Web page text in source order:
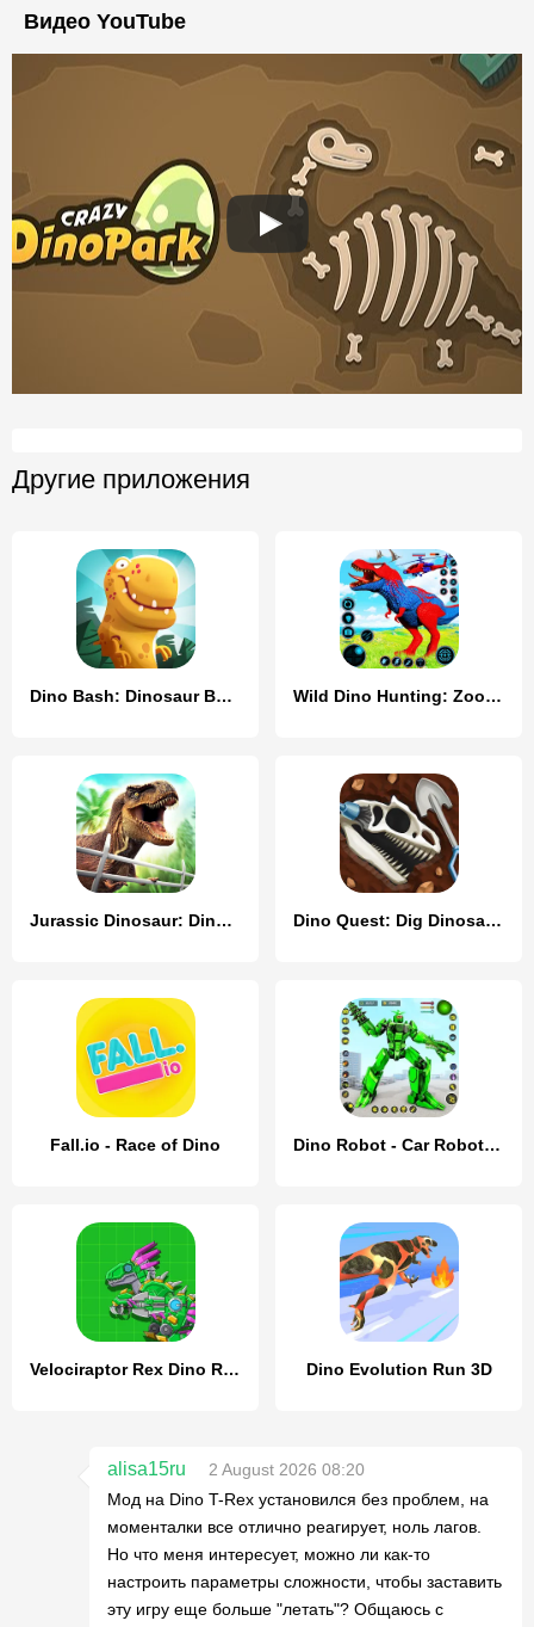
Видео YouTube
Другие приложения
Dino Bash: Dinosaur Battle Wild Dino Hunting: Zoo Hunter
Jurassic Dinosaur: Dino Game Dino Quest: Dig Dinosaur Game
Fall.io - Race of Dino Dino Robot - Car Robot Games
Velociraptor Rex Dino Robot Dino Evolution Run 3D
alisa15ru
2 August 2026 08:20
Мод на Dino T-Rex установился без проблем, на
моменталки все отлично реагирует, ноль лагов.
Но что меня интересует, можно ли как-то
настроить параметры сложности, чтобы заставить
эту игру еще больше "летать"? Общаюсь с